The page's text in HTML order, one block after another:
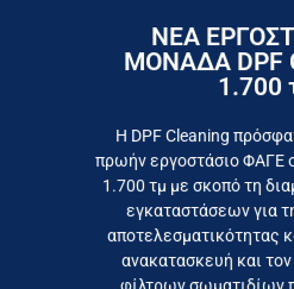
ΝΕΑ
ΜΟΝΑΔΑ DPF
1.700
Η DPF Cleaning
πρωήν εργοστάσιο ΦΑΓΕ
1.700 τμ με σκοπό τη
εγκαταστάσεων για
αποτελεσματικότητας
ανακατασκευή και
Εργαζόμαστε
το συμφέρον